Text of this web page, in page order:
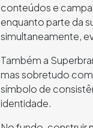
conteúdos e
enquanto parte da
simultaneamente,
Também a
mas sobretudo
símbolo de
identidade.